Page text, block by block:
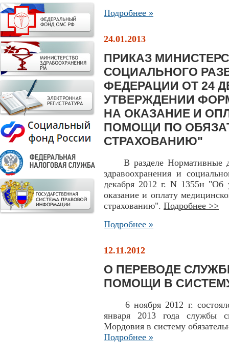
Подробнее »
24.01.2013
ПРИКАЗ
СОЦИАЛЬНОГО
ФЕДЕРАЦИИ ОТ 24
УТВЕРЖДЕНИИ
НА ОКАЗАНИЕ И
ПОМОЩИ ПО
СТРАХОВАНИЮ"
В разделе Нормативные
здравоохранения и
декабря 2012 г. N 1355н "Об
оказание и оплату
страхованию". Подробнее >>
Подробнее »
12.11.2012
О ПЕРЕВОДЕ
ПОМОЩИ В
6 ноября 2012 г.
января 2013 года службы
Мордовия в систему
Подробнее »